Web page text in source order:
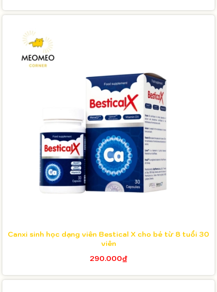
Canxi sinh học dạng viên Bestical X cho bé từ 8 tuổi 30
viên
290.000₫